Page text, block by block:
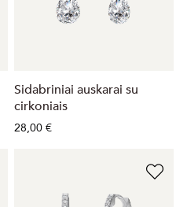
Sidabriniai auskarai su
cirkoniais
28,00 €